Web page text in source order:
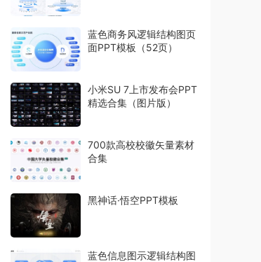
蓝色商务风逻辑结构图页
面PPT模板（52页）
小米SU 7上市发布会PPT
精选合集（图片版）
700款高校校徽矢量素材
合集
黑神话·悟空PPT模板
蓝色信息图示逻辑结构图